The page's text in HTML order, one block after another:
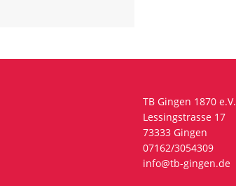
TB Gingen 1870 e.V.
Lessingstrasse 17
73333 Gingen
07162/3054309
info@tb-gingen.de